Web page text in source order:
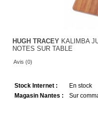
HUGH TRACEY KALIMBA
NOTES SUR TABLE
Avis (0)
Stock Internet :
En stock
Magasin Nantes :
Sur